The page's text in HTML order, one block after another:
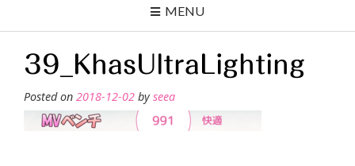
MENU
39_KhasUltraLighting
Posted on 2018-12-02 byseea